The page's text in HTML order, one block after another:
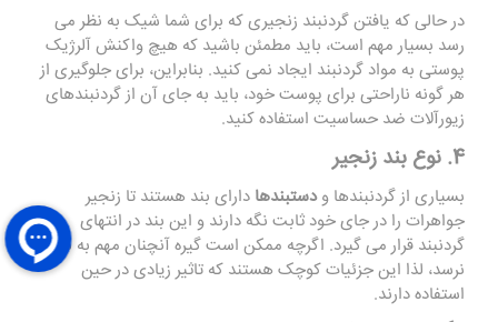
در حالی که یافتن گردنبند زنجیری که برای شما شیک به نظر می
رسد بسیار مهم است، باید مطمئن باشید که هیچ واکنش آلرژیک
پوستی به مواد گردنبند ایجاد نمی کنید. بنابراین، برای جلوگیری از
هر گونه ناراحتی برای پوست خود، باید به جای آن از گردنبندهای
زیورآلات ضد حساسیت استفاده کنید.
4. نوع بند زنجیر
بسیاری از گردنبندها ودستبندها دارای بند هستند تا زنجیر
جواهرات را در جای خود ثابت نگه دارند و این بند در انتهای
گردنبند قرار می گیرد. اگرچه ممکن است گیره آنچنان مهم به نظر
نرسد، لذا این جزئیات کوچک هستند که تاثیر زیادی در حین
استفاده دارند.